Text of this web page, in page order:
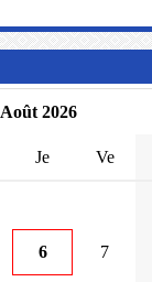
Août 2026
Je Ve
6 7